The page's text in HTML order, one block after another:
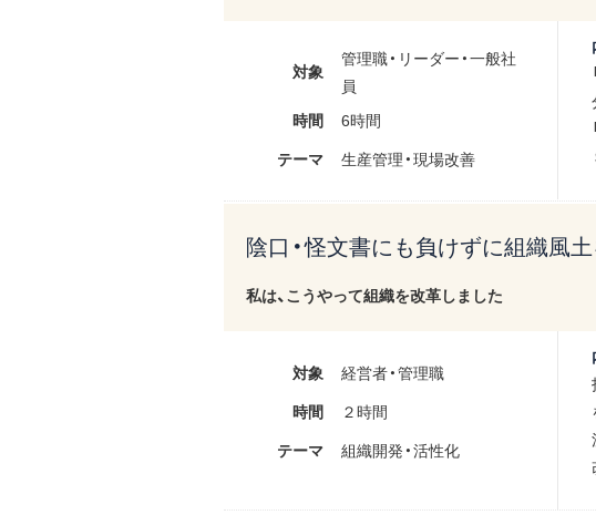
対象
管理職・リーダー・一般社
員
時間
6時間
テーマ
生産管理・現場改善
陰口・怪文書にも負けずに組織風
私は、こうやって組織を改革しました
対象
経営者・管理職
時間
２時間
テーマ
組織開発・活性化